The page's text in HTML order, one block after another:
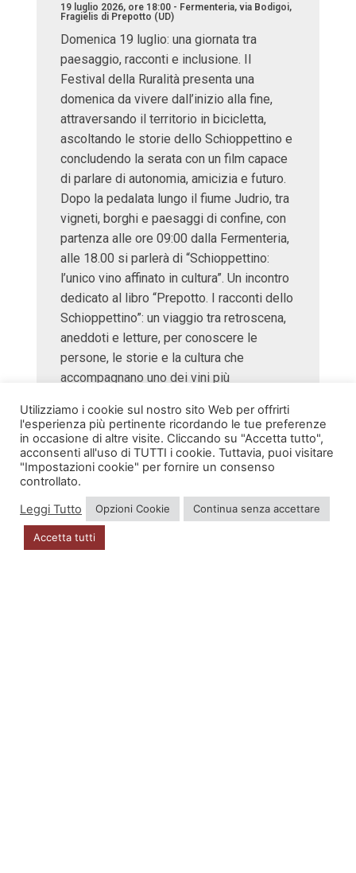
19 luglio 2026, ore 18:00 - Fermenteria, via Bodigoi,
Fragielis di Prepotto (UD)
Domenica 19 luglio: una giornata tra
paesaggio, racconti e inclusione. Il
Festival della Ruralità presenta una
domenica da vivere dall’inizio alla fine,
attraversando il territorio in bicicletta,
ascoltando le storie dello Schioppettino e
concludendo la serata con un film capace
di parlare di autonomia, amicizia e futuro.
Dopo la pedalata lungo il fiume Judrio, tra
vigneti, borghi e paesaggi di confine, con
partenza alle ore 09:00 dalla Fermenteria,
alle 18.00 si parlerà di “Schioppettino:
l’unico vino affinato in cultura”. Un incontro
dedicato al libro “Prepotto. I racconti dello
Schioppettino”: un viaggio tra retroscena,
aneddoti e letture, per conoscere le
persone, le storie e la cultura che
accompagnano uno dei vini più
Pascoli e Giuliano Velliscig.
Vi aspettiamo numerosi!
Utilizziamo i cookie sul nostro sito Web per offrirti
l'esperienza più pertinente ricordando le tue preferenze
in occasione di altre visite. Cliccando su "Accetta tutto",
acconsenti all'uso di TUTTI i cookie. Tuttavia, puoi visitare
"Impostazioni cookie" per fornire un consenso
controllato.
Leggi Tutto
Opzioni Cookie Continua senza accettare
Accetta tutti